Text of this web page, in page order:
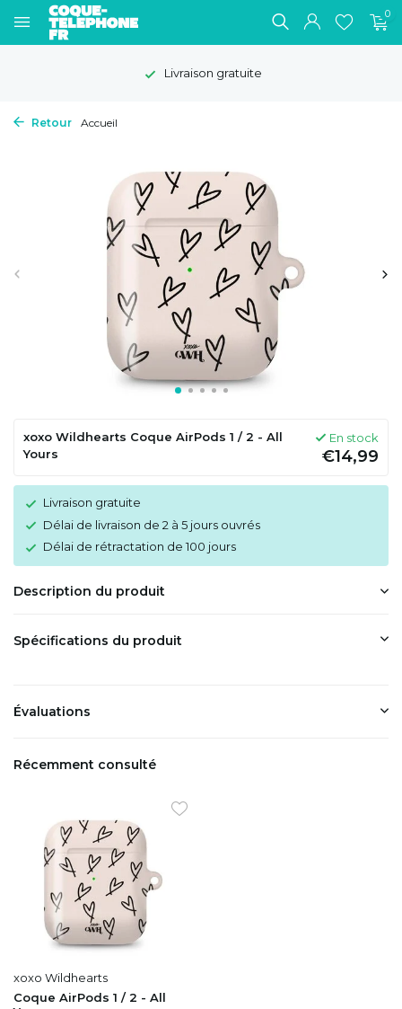
0
Livraison gratuite
Retour Accueil
xoxo Wildhearts Coque AirPods 1 / 2 - All
Yours
En stock
€14,99
Livraison gratuite
Délai de livraison de 2 à 5 jours ouvrés
Délai de rétractation de 100 jours
Description du produit
Spécifications du produit
Évaluations
Récemment consulté
xoxo Wildhearts
Coque AirPods 1 / 2 - All